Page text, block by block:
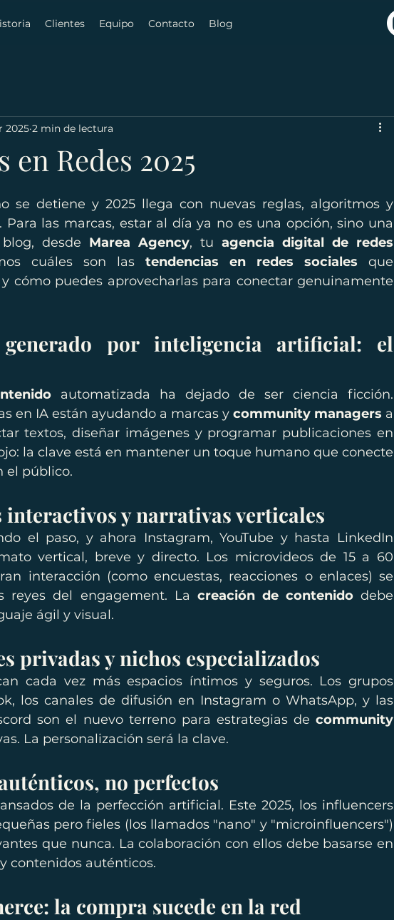
Clientes Equipo Contacto Blog
en Redes 2025
2025 2 min de lectura
se detiene y 2025 llega con nuevas reglas, algoritmos y
Para las marcas, estar al día ya no es una opción, sino una
desde Marea Agency, tu agencia digital de redes
cuáles son las tendencias en redes sociales que
cómo puedes aprovecharlas para conectar genuinamente
por inteligencia artificial: el
automatizada ha dejado de ser ciencia ficción.
en IA están ayudando a marcas y community managers a
textos, diseñar imágenes y programar publicaciones en
la clave está en mantener un toque humano que conecte
el público.
interactivos y narrativas verticales
el paso, y ahora Instagram, YouTube y hasta LinkedIn
vertical, breve y directo. Los microvideos de 15 a 60
interacción (como encuestas, reacciones o enlaces) se
reyes del engagement. La creación de contenido debe
ágil y visual.
privadas y nichos especializados
cada vez más espacios íntimos y seguros. Los grupos
los canales de difusión en Instagram o WhatsApp, y las
son el nuevo terreno para estrategias de community
La personalización será la clave.
no perfectos
de la perfección artificial. Este 2025, los influencers
pero fieles (los llamados "nano" y "microinfluencers")
que nunca. La colaboración con ellos debe basarse en
contenidos auténticos.
la compra sucede en la red